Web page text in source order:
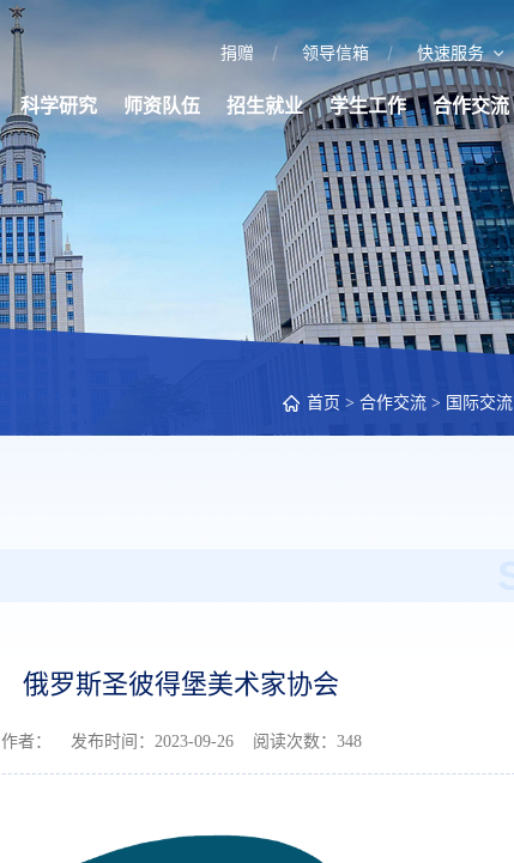
捐赠 领导信箱 快速服务
科学研究 师资队伍 招生就业 学生工作 合作交流
首页 > 合作交流 > 国际交流
俄罗斯圣彼得堡美术家协会
作者： 发布时间：2023-09-26 阅读次数： 348